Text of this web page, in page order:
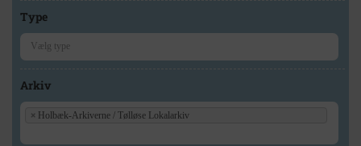
Type
Arkiv
× Holbæk-Arkiverne / Tølløse Lokalarkiv